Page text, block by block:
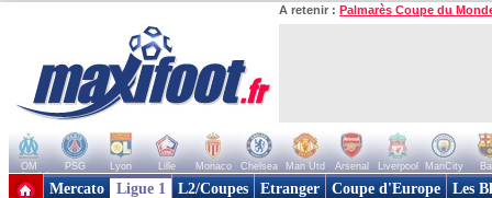
A retenir : Palmarès Coupe du
OM PSG Lyon Lille Monaco Chelsea Man Utd Arsenal Liverpool ManCity
+ de clubs
Mercato Ligue 1 L2/Coupes Etranger Coupe d'Europe Les